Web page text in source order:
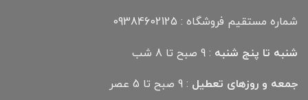
شماره مستقیم فروشگاه : 09384602125
شنبه تا پنج شنبه : 9 صبح تا 8 شب
جمعه و روزهای تعطیل : 9 صبح تا 5 عصر